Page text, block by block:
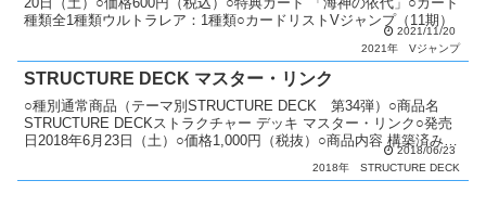
種類全1種類ウルトラレア：1種類○カードリストVジャンプ（11期）
2021/11/20
2021年
Vジャンプ
STRUCTURE DECK マスター・リンク
○種別通常商品（テーマ別STRUCTURE DECK 第34弾）○商品名
STRUCTURE DECKストラクチャー デッキ マスター・リンク○発売
日2018年6月23日（土）○価格1,000円（税抜）○商品内容 構築済みデ
2018/06/23
2018年
STRUCTURE DECK